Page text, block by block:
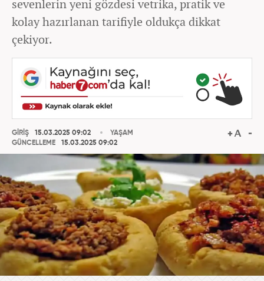
sevenlerin yeni gözdesi vetrika, pratik ve
kolay hazırlanan tarifiyle oldukça dikkat
çekiyor.
GİRİŞ
15.03.2025 09:02
GÜNCELLEME
15.03.2025 09:02
YAŞAM